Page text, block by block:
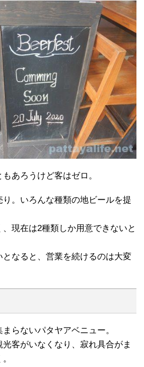
あろうけど客はゼロ。
り。いろんな種類の地ビールを提
現在は2種類しか用意できないと
となると、営業を続けるのは大変
らないパタヤアベニュー。
客がいなくなり、寂れ具合がま